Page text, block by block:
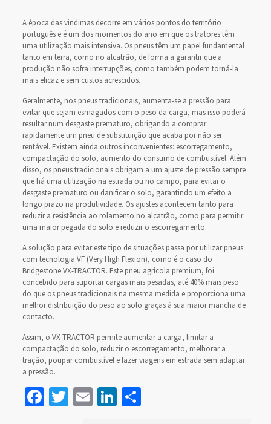
A época das vindimas decorre em vários pontos do território
português e é um dos momentos do ano em que os tratores têm
uma utilização mais intensiva. Os pneus têm um papel fundamental
tanto em terra, como no alcatrão, de forma a garantir que a
produção não sofra interrupções, como também podem torná-la
mais eficaz e sem custos acrescidos.
Geralmente, nos pneus tradicionais, aumenta-se a pressão para
evitar que sejam esmagados com o peso da carga, mas isso poderá
resultar num desgaste prematuro, obrigando a comprar
rapidamente um pneu de substituição que acaba por não ser
rentável. Existem ainda outros inconvenientes: escorregamento,
compactação do solo, aumento do consumo de combustível. Além
disso, os pneus tradicionais obrigam a um ajuste de pressão sempre
que há uma utilização na estrada ou no campo, para evitar o
desgaste prematuro ou danificar o solo, garantindo um efeito a
longo prazo na produtividade. Os ajustes acontecem tanto para
reduzir a resistência ao rolamento no alcatrão, como para permitir
uma maior pegada do solo e reduzir o escorregamento.
A solução para evitar este tipo de situações passa por utilizar pneus
com tecnologia VF (Very High Flexion), como é o caso do
Bridgestone VX-TRACTOR. Este pneu agrícola premium, foi
concebido para suportar cargas mais pesadas, até 40% mais peso
do que os pneus tradicionais na mesma medida e proporciona uma
melhor distribuição do peso ao solo graças à sua maior mancha de
contacto.
Assim, o VX-TRACTOR permite aumentar a carga, limitar a
compactação do solo, reduzir o escorregamento, melhorar a
tração, poupar combustível e fazer viagens em estrada sem adaptar
a pressão.
Facebook
Twitter
EmailLinkedIn
Share